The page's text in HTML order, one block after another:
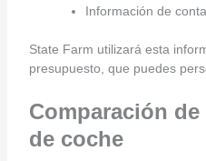
Información de
State Farm utilizará esta
presupuesto, que puedes
Comparación
de coche